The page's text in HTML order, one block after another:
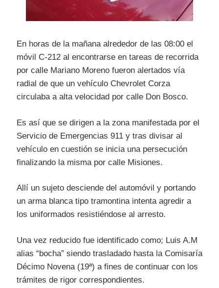
En horas de la mañana alrededor de las 08:00 el
móvil C-212 al encontrarse en tareas de recorrida
por calle Mariano Moreno fueron alertados vía
radial de que un vehículo Chevrolet Corza
circulaba a alta velocidad por calle Don Bosco.
Es así que se dirigen a la zona manifestada por el
Servicio de Emergencias 911 y tras divisar al
vehículo en cuestión se inicia una persecución
finalizando la misma por calle Misiones.
Allí un sujeto desciende del automóvil y portando
un arma blanca tipo tramontina intenta agredir a
los uniformados resistiéndose al arresto.
Una vez reducido fue identificado como; Luis A.M
alias “bocha” siendo trasladado hasta la Comisaría
Décimo Novena (19ª) a fines de continuar con los
trámites de rigor correspondientes.